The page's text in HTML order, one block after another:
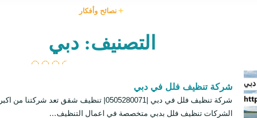
نصائح وأفكار
التصنيف: دبي
شركة تنظيف فلل في دبي
شركة تنظيف فلل في دبي |0505280071| تنظيف شقق تعد شركتنا من اكبر
الشركات تنظيف فلل بدبي متخصصة في اعمال التنظيف…